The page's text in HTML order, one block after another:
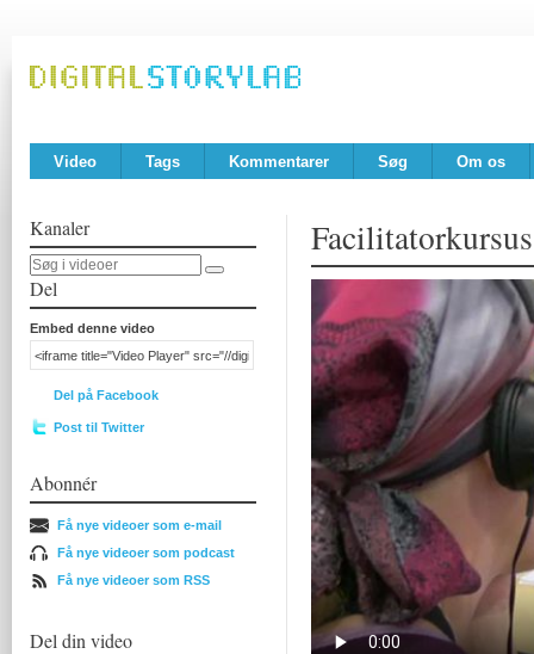
Video Tags Kommentarer Søg Om os
Kanaler
Del
Embed denne video
Del på Facebook
Post til Twitter
Abonnér
Få nye videoer som e-mail
Få nye videoer som podcast
Få nye videoer som RSS
Del din video
Facilitatorkursus